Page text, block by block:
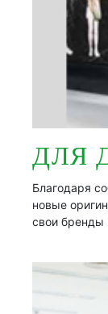
ДЛЯ
Благодаря
новые
свои бренды